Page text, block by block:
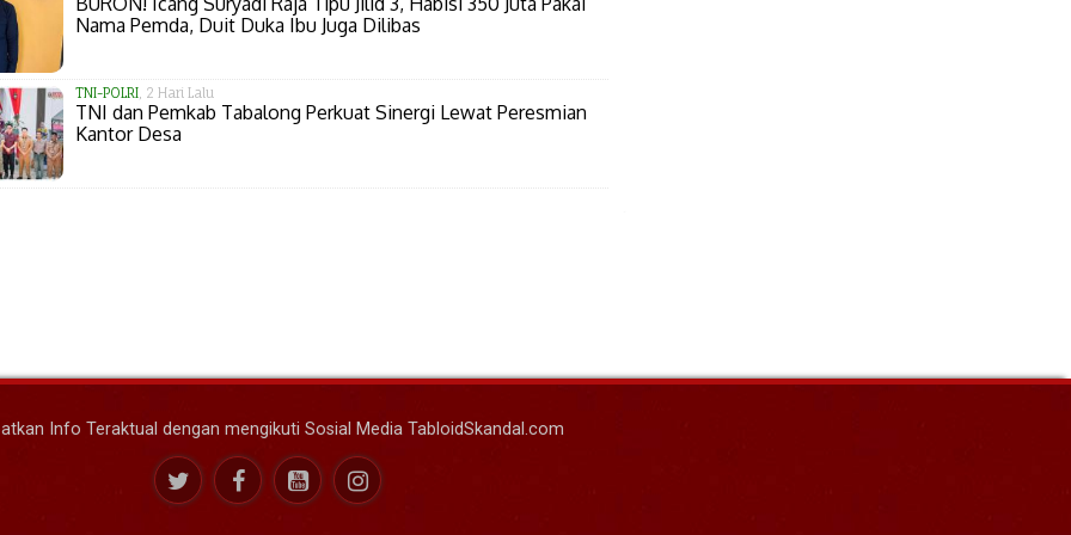
Nama Pemda, Duit Duka Ibu Juga Dilibas
TNI-POLRI, 2 Hari Lalu
TNI dan Pemkab Tabalong Perkuat Sinergi Lewat Peresmian
Kantor Desa
Info Teraktual dengan mengikuti Sosial Media TabloidSkandal.com